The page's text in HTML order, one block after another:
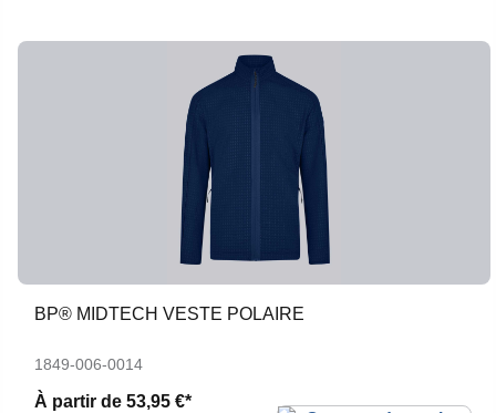
BP® MIDTECH VESTE POLAIRE
1849-006-0014
À partir de 53,95 €*